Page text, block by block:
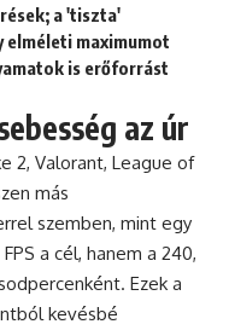
a 'tiszta'
elméleti maximumot
is erőforrást
az úr
2, Valorant, League of
más
szemben, mint egy
a cél, hanem a 240,
Ezek a
kevésbé